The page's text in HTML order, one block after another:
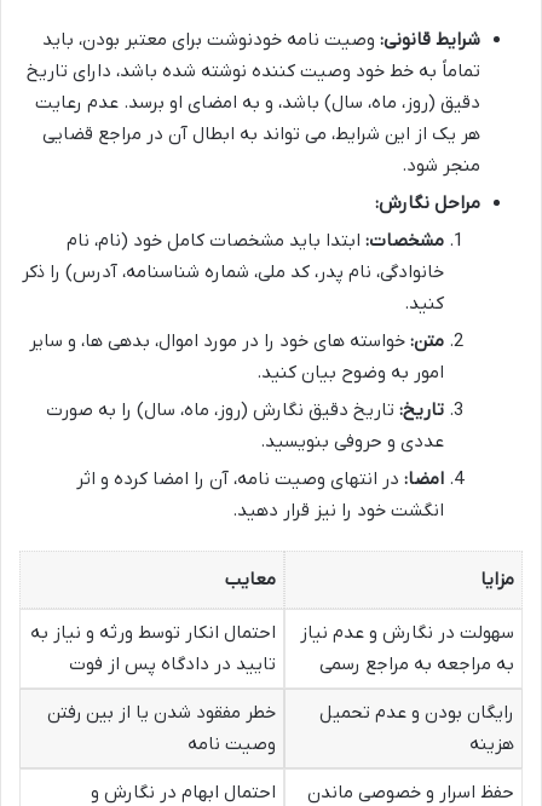
شرایط قانونی: وصیت نامه خودنوشت برای معتبر بودن، باید
تماماً به خط خود وصیت کننده نوشته شده باشد، دارای تاریخ
دقیق (روز، ماه، سال) باشد، و به امضای او برسد. عدم رعایت
هر یک از این شرایط، می تواند به ابطال آن در مراجع قضایی
منجر شود.
مراحل نگارش:
مشخصات: ابتدا باید مشخصات کامل خود (نام، نام
خانوادگی، نام پدر، کد ملی، شماره شناسنامه، آدرس) را ذکر
کنید.
متن: خواسته های خود را در مورد اموال، بدهی ها، و سایر
امور به وضوح بیان کنید.
تاریخ: تاریخ دقیق نگارش (روز، ماه، سال) را به صورت
عددی و حروفی بنویسید.
امضا: در انتهای وصیت نامه، آن را امضا کرده و اثر
انگشت خود را نیز قرار دهید.
مزایا معایب
سهولت در نگارش و عدم نیاز
به مراجعه به مراجع رسمی
احتمال انکار توسط ورثه و نیاز به
تایید در دادگاه پس از فوت
رایگان بودن و عدم تحمیل
هزینه
خطر مفقود شدن یا از بین رفتن
وصیت نامه
حفظ اسرار و خصوصی ماندن
احتمال ابهام در نگارش و